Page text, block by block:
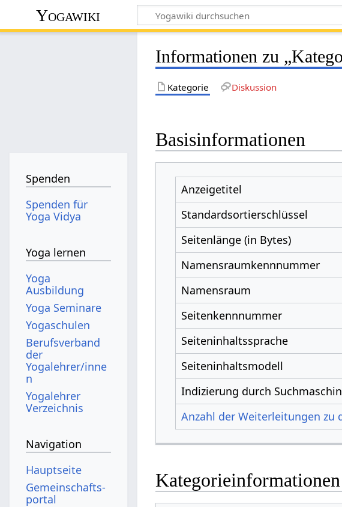
Yogawiki
Informationen zu
Kategorie Diskussion
Basisinformationen
Anzeigetitel
Standardsortierschlüssel
Seitenlänge (in Bytes)
Namensraumkennnummer
Namensraum
Seitenkennnummer
Seiteninhaltssprache
Seiteninhaltsmodell
Indizierung durch
Anzahl der Weiterleitungen zu
Kategorieinformationen
Spenden
Spenden für
Yoga Vidya
Yoga lernen
Yoga
Ausbildung
Yoga Seminare
Yogaschulen
Berufsverband
der
Yogalehrer/inne
n
Yogalehrer
Verzeichnis
Navigation
Hauptseite
Gemeinschafts­
portal